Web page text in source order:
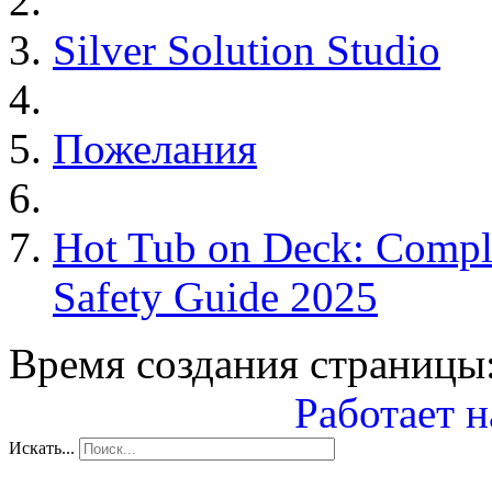
Silver Solution Studio
Пожелания
Hot Tub on Deck:
Safety Guide 2025
Время создания
Работает
Искать...